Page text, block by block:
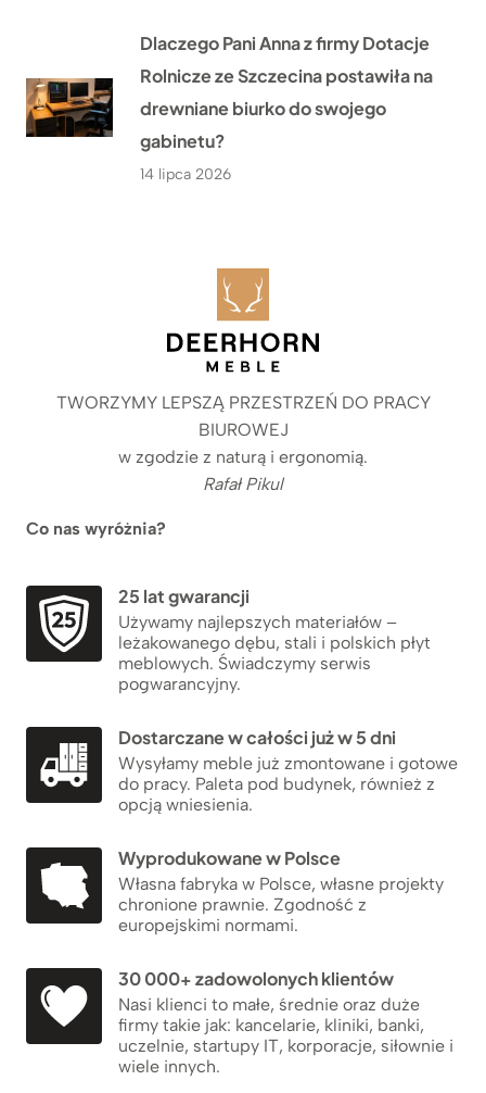
Dlaczego Pani Anna z firmy Dotacje
Rolnicze ze Szczecina postawiła na
drewniane biurko do swojego
gabinetu?
14 lipca 2026
TWORZYMY LEPSZĄ PRZESTRZEŃ DO PRACY
BIUROWEJ
w zgodzie z naturą i ergonomią.
Rafał Pikul
Co nas wyróżnia?
25 lat gwarancji
Używamy najlepszych materiałów –
leżakowanego dębu, stali i polskich płyt
meblowych. Świadczymy serwis
pogwarancyjny.
Dostarczane w całości już w 5 dni
Wysyłamy meble już zmontowane i gotowe
do pracy. Paleta pod budynek, również z
opcją wniesienia.
Wyprodukowane w Polsce
Własna fabryka w Polsce, własne projekty
chronione prawnie. Zgodność z
europejskimi normami.
30 000+ zadowolonych klientów
Nasi klienci to małe, średnie oraz duże
firmy takie jak: kancelarie, kliniki, banki,
uczelnie, startupy IT, korporacje, siłownie i
wiele innych.